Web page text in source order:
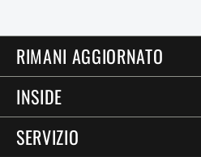
RIMANI AGGIORNATO
INSIDE
SERVIZIO